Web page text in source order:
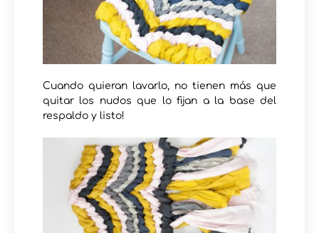
Cuando quieran lavarlo, no tienen más que
quitar los nudos que lo fijan a la base del
respaldo y listo!